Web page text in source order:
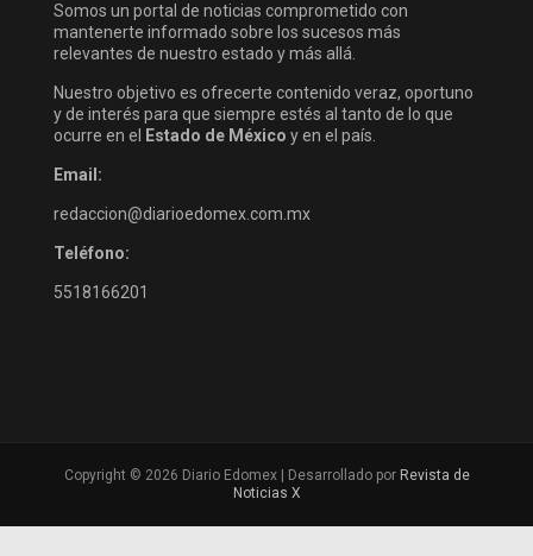
Somos un portal de noticias comprometido con
mantenerte informado sobre los sucesos más
relevantes de nuestro estado y más allá.
Nuestro objetivo es ofrecerte contenido veraz, oportuno
y de interés para que siempre estés al tanto de lo que
ocurre en el
Estado de México y en el país.
Email:
redaccion@diarioedomex.com.mx
Teléfono:
5518166201
Copyright © 2026 Diario Edomex | Desarrollado por Revista de
Noticias X